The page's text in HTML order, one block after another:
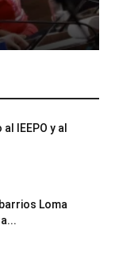
IEEPO y al
Loma